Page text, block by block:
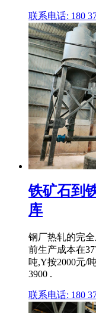
联系电话: 180
铁矿石到
库
钢厂热轧的完
前生产成本在
吨,Y按2000元/
3900 .
联系电话: 180